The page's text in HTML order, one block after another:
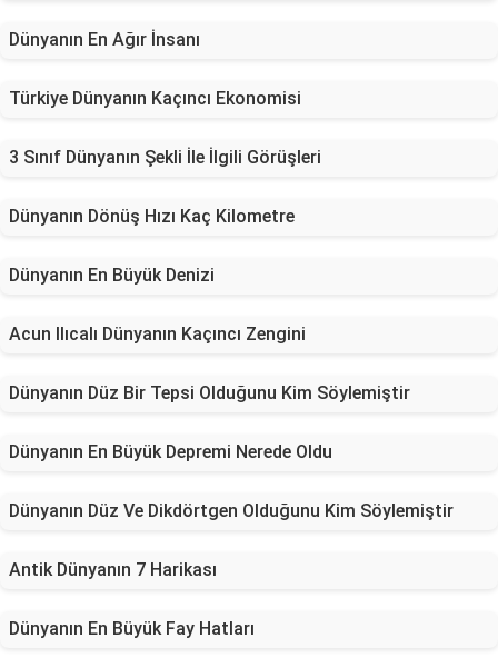
Dünyanın En Ağır İnsanı
Türkiye Dünyanın Kaçıncı Ekonomisi
3 Sınıf Dünyanın Şekli İle İlgili Görüşleri
Dünyanın Dönüş Hızı Kaç Kilometre
Dünyanın En Büyük Denizi
Acun Ilıcalı Dünyanın Kaçıncı Zengini
Dünyanın Düz Bir Tepsi Olduğunu Kim Söylemiştir
Dünyanın En Büyük Depremi Nerede Oldu
Dünyanın Düz Ve Dikdörtgen Olduğunu Kim Söylemiştir
Antik Dünyanın 7 Harikası
Dünyanın En Büyük Fay Hatları